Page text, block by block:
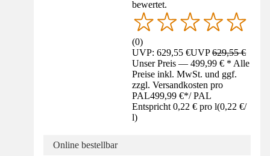
bewertet.
(0)
UVP: 629,55 €UVP629,55 €
Unser Preis — 499,99 € * Alle
Preise inkl. MwSt. und ggf.
zzgl. Versandkosten pro
PAL499,99 €*/ PAL
Entspricht 0,22 € pro l(0,22 €/
l)
Online bestellbar